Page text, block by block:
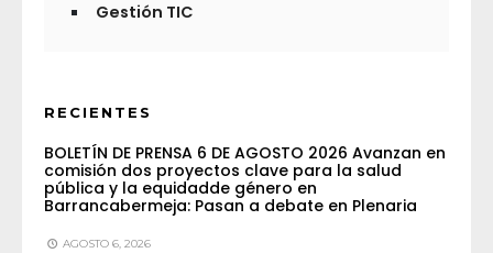
Gestión TIC
RECIENTES
BOLETÍN DE PRENSA 6 DE AGOSTO 2026 Avanzan en
comisión dos proyectos clave para la salud
pública y la equidadde género en
Barrancabermeja: Pasan a debate en Plenaria
AGOSTO 6, 2026